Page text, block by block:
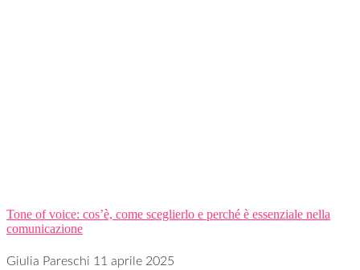
Tone of voice: cos’è, come sceglierlo e perché è essenziale nella
comunicazione
Giulia Pareschi 11 aprile 2025